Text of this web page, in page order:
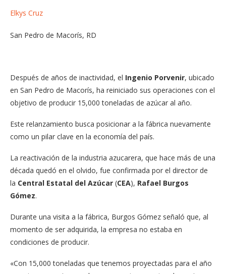
Elkys Cruz
San Pedro de Macorís, RD
Después de años de inactividad, el Ingenio Porvenir, ubicado
en San Pedro de Macorís, ha reiniciado sus operaciones con el
objetivo de producir 15,000 toneladas de azúcar al año.
Este relanzamiento busca posicionar a la fábrica nuevamente
como un pilar clave en la economía del país.
La reactivación de la industria azucarera, que hace más de una
década quedó en el olvido, fue confirmada por el director de
la Central Estatal del Azúcar (CEA), Rafael Burgos
Gómez.
Durante una visita a la fábrica, Burgos Gómez señaló que, al
momento de ser adquirida, la empresa no estaba en
condiciones de producir.
«Con 15,000 toneladas que tenemos proyectadas para el año